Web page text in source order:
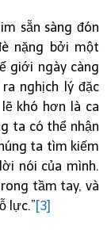
sẵn sàng đón
nặng bởi một
giới ngày càng
nghịch lý đặc
khó hơn là ca
ta có thể nhận
ta tìm kiếm
nói của mình.
tầm tay, và
lực.”[3]